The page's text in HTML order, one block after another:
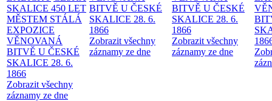
SKALICE 450 LET
MĚSTEM STÁLÁ
EXPOZICE
VĚNOVANÁ
BITVĚ U ČESKÉ
SKALICE 28. 6.
1866
Zobrazit všechny
záznamy ze dne
BITVĚ U ČESKÉ
SKALICE 28. 6.
1866
Zobrazit všechny
záznamy ze dne
BITVĚ U ČESKÉ
SKALICE 28. 6.
1866
Zobrazit všechny
záznamy ze dne